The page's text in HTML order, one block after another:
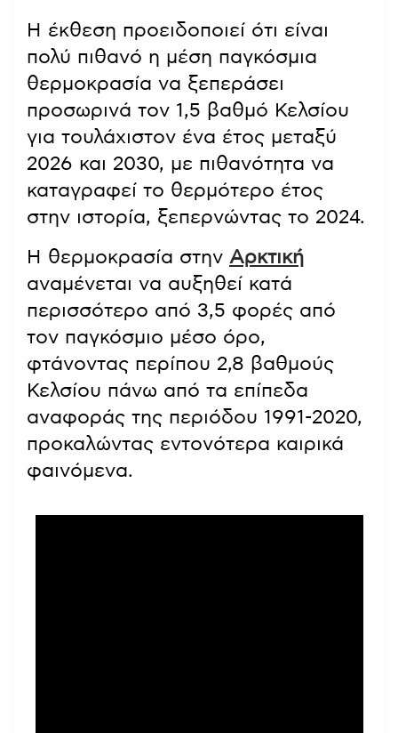
Η έκθεση προειδοποιεί ότι είναι
πολύ πιθανό η μέση παγκόσμια
θερμοκρασία να ξεπεράσει
προσωρινά τον 1,5 βαθμό Κελσίου
για τουλάχιστον ένα έτος μεταξύ
2026 και 2030, με πιθανότητα να
καταγραφεί το θερμότερο έτος
στην ιστορία, ξεπερνώντας το 2024.
Η θερμοκρασία στην Αρκτική
αναμένεται να αυξηθεί κατά
περισσότερο από 3,5 φορές από
τον παγκόσμιο μέσο όρο,
φτάνοντας περίπου 2,8 βαθμούς
Κελσίου πάνω από τα επίπεδα
αναφοράς της περιόδου 1991-2020,
προκαλώντας εντονότερα καιρικά
φαινόμενα.